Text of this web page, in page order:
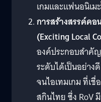
เกมและแฟนอนิเ
การสร้างสรรค์ค
(Exciting Local
องค์ประกอบสําคั
ระดับได้เป็นอย่า
จนไอเทมเกม ที่เ
สกินไทย ซึ่ง RoV